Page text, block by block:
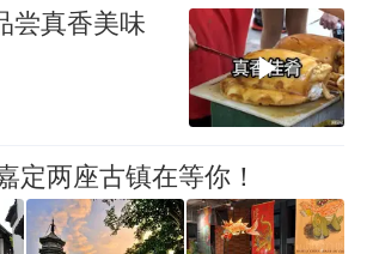
尝真香美味
定两座古镇在等你！